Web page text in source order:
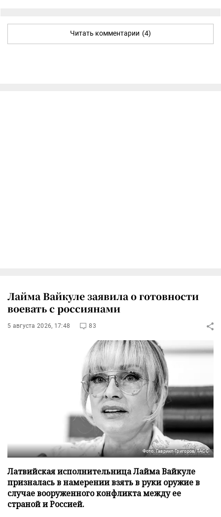
Читать комментарии (4)
Лайма Вайкуле заявила о готовности
воевать с россиянами
5 августа 2026, 17:48 83
Фото: Гавриил Григоров/ТАСС
Латвийская исполнительница Лайма Вайкуле
призналась в намерении взять в руки оружие в
случае вооруженного конфликта между ее
страной и Россией.